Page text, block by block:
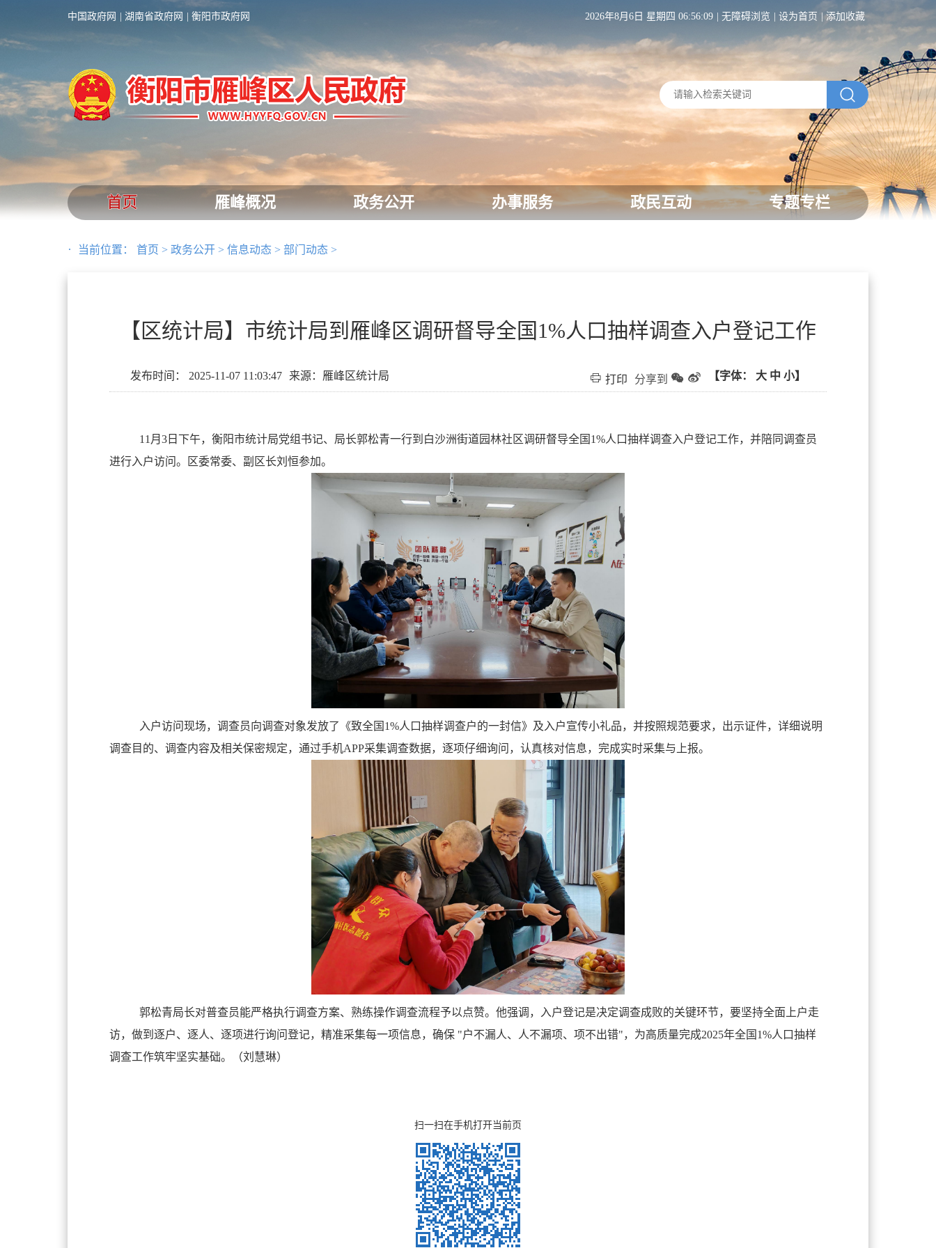
中国政府网 湖南省政府网 衡阳市政府网 2026年8月6日 星期四 06:56:10 无障碍浏览 设为首页 添加收藏
首页 雁峰概况 政务公开 办事服务 政民互动 专题专栏
当前位置： 首页 > 政务公开 > 信息动态 > 部门动态 >
【区统计局】市统计局到雁峰区调研督导全国1%人口抽样调查入户登记工作
发布时间： 2025-11-07 11:03:47 来源：雁峰区统计局 【字体： 大 中 小】
打印 分享到
11月3日下午，衡阳市统计局党组书记、局长郭松青一行到白沙洲街道园林社区调研督导全国1%人口抽样调查入户登记工作，并陪同调查员
进行入户访问。区委常委、副区长刘恒参加。
入户访问现场，调查员向调查对象发放了《致全国1%人口抽样调查户的一封信》及入户宣传小礼品，并按照规范要求，出示证件，详细说明
调查目的、调查内容及相关保密规定，通过手机APP采集调查数据，逐项仔细询问，认真核对信息，完成实时采集与上报。
郭松青局长对普查员能严格执行调查方案、熟练操作调查流程予以点赞。他强调，入户登记是决定调查成败的关键环节，要坚持全面上户走
访，做到逐户、逐人、逐项进行询问登记，精准采集每一项信息，确保 "户不漏人、人不漏项、项不出错"，为高质量完成2025年全国1%人口抽样
调查工作筑牢坚实基础。（刘慧琳）
扫一扫在手机打开当前页